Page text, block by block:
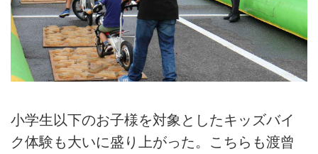
小学生以下のお子様を対象としたキッズバイ
ク体験も大いに盛り上がった。こちらも渡曾